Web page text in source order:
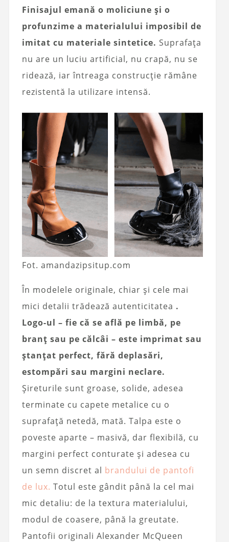
Finisajul emană o moliciune și o
profunzime a materialului imposibil de
imitat cu materiale sintetice. Suprafața
nu are un luciu artificial, nu crapă, nu se
ridează, iar întreaga construcție rămâne
rezistentă la utilizare intensă.
Fot. amandazipsitup.com
În modelele originale, chiar și cele mai
mici detalii trădează autenticitatea .
Logo-ul – fie că se află pe limbă, pe
branț sau pe călcâi – este imprimat sau
ștanțat perfect, fără deplasări,
estompări sau margini neclare.
Șireturile sunt groase, solide, adesea
terminate cu capete metalice cu o
suprafață netedă, mată. Talpa este o
poveste aparte – masivă, dar flexibilă, cu
margini perfect conturate și adesea cu
un semn discret al brandului de pantofi
de lux. Totul este gândit până la cel mai
mic detaliu: de la textura materialului,
modul de coasere, până la greutate.
Pantofii originali Alexander McQueen